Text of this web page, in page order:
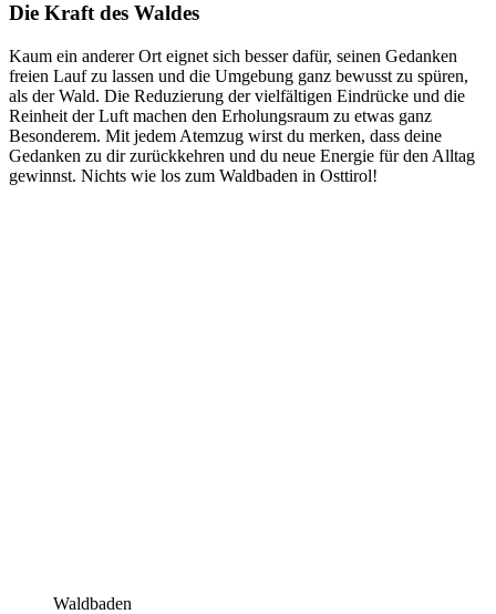
Die Kraft des Waldes
Kaum ein anderer Ort eignet sich besser dafür, seinen Gedanken
freien Lauf zu lassen und die Umgebung ganz bewusst zu spüren,
als der Wald. Die Reduzierung der vielfältigen Eindrücke und die
Reinheit der Luft machen den Erholungsraum zu etwas ganz
Besonderem. Mit jedem Atemzug wirst du merken, dass deine
Gedanken zu dir zurückkehren und du neue Energie für den Alltag
gewinnst. Nichts wie los zum Waldbaden in Osttirol!
Waldbaden